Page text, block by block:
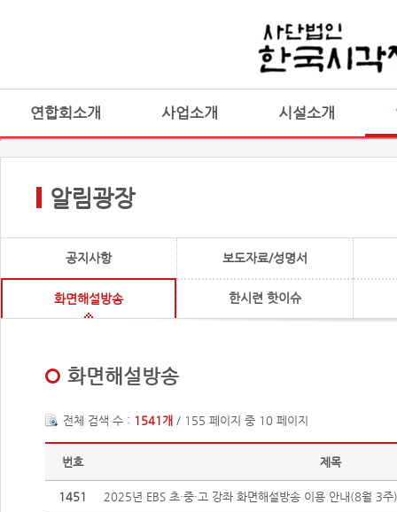
연합회소개 사업소개 시설소개
알림광장
공지사항 보도자료/성명서
화면해설방송 한시련 핫이슈
화면해설방송
전체 검색 수 : 1541개 / 155 페이지 중 10 페이지
번호 제목
1451 2025년 EBS 초·중·고 강좌 화면해설방송 이용 안내(8월 3주)